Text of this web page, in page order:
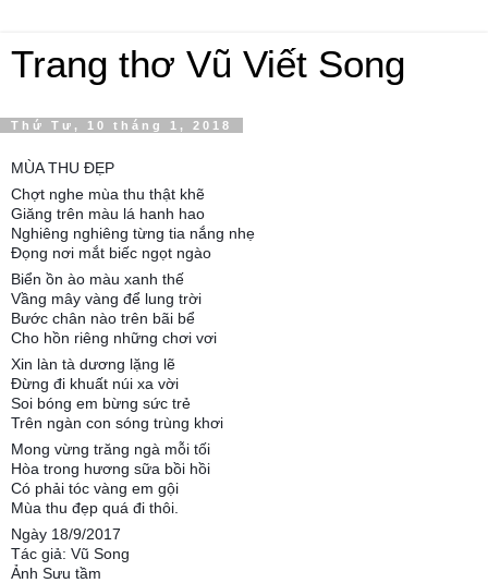
Trang thơ Vũ Viết Song
Thứ Tư, 10 tháng 1, 2018
MÙA THU ĐẸP
Chợt nghe mùa thu thật khẽ
Giăng trên màu lá hanh hao
Nghiêng nghiêng từng tia nắng nhẹ
Đọng nơi mắt biếc ngọt ngào
Biển ồn ào màu xanh thế
Vầng mây vàng để lung trời
Bước chân nào trên bãi bể
Cho hồn riêng những chơi vơi
Xin làn tà dương lặng lẽ
Đừng đi khuất núi xa vời
Soi bóng em bừng sức trẻ
Trên ngàn con sóng trùng khơi
Mong vừng trăng ngà mỗi tối
Hòa trong hương sữa bồi hồi
Có phải tóc vàng em gội
Mùa thu đẹp quá đi thôi.
Ngày 18/9/2017
Tác giả: Vũ Song
Ảnh Sưu tầm